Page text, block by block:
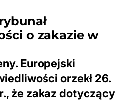
o zakazie w
Europejski
orzekł 26.
że zakaz dotyczący